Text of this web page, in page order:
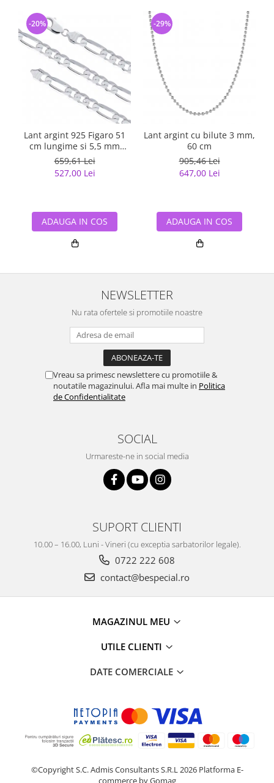
Lant argint 925 Figaro 51
cm lungime si 5,5 mm
latime, Classical You
LSX0202
659,61 Lei
527,00 Lei
-20%
ADAUGA IN COS
Lant argint cu bilute 3 mm,
60 cm
905,46 Lei
647,00 Lei
-29%
ADAUGA IN COS
NEWSLETTER
Nu rata ofertele si promotiile noastre
Vreau sa primesc newslettere cu promotiile &
noutatile magazinului. Afla mai multe in Politica
de Confidentialitate
SOCIAL
Urmareste-ne in social media
SUPORT CLIENTI
10.00 – 16.00, Luni - Vineri (cu exceptia sarbatorilor legale).
0722 222 608
contact@bespecial.ro
MAGAZINUL MEU
UTILE CLIENTI
DATE COMERCIALE
©Copyright S.C. Admis Consultants S.R.L 2026 Platforma E-
commerce by Gomag